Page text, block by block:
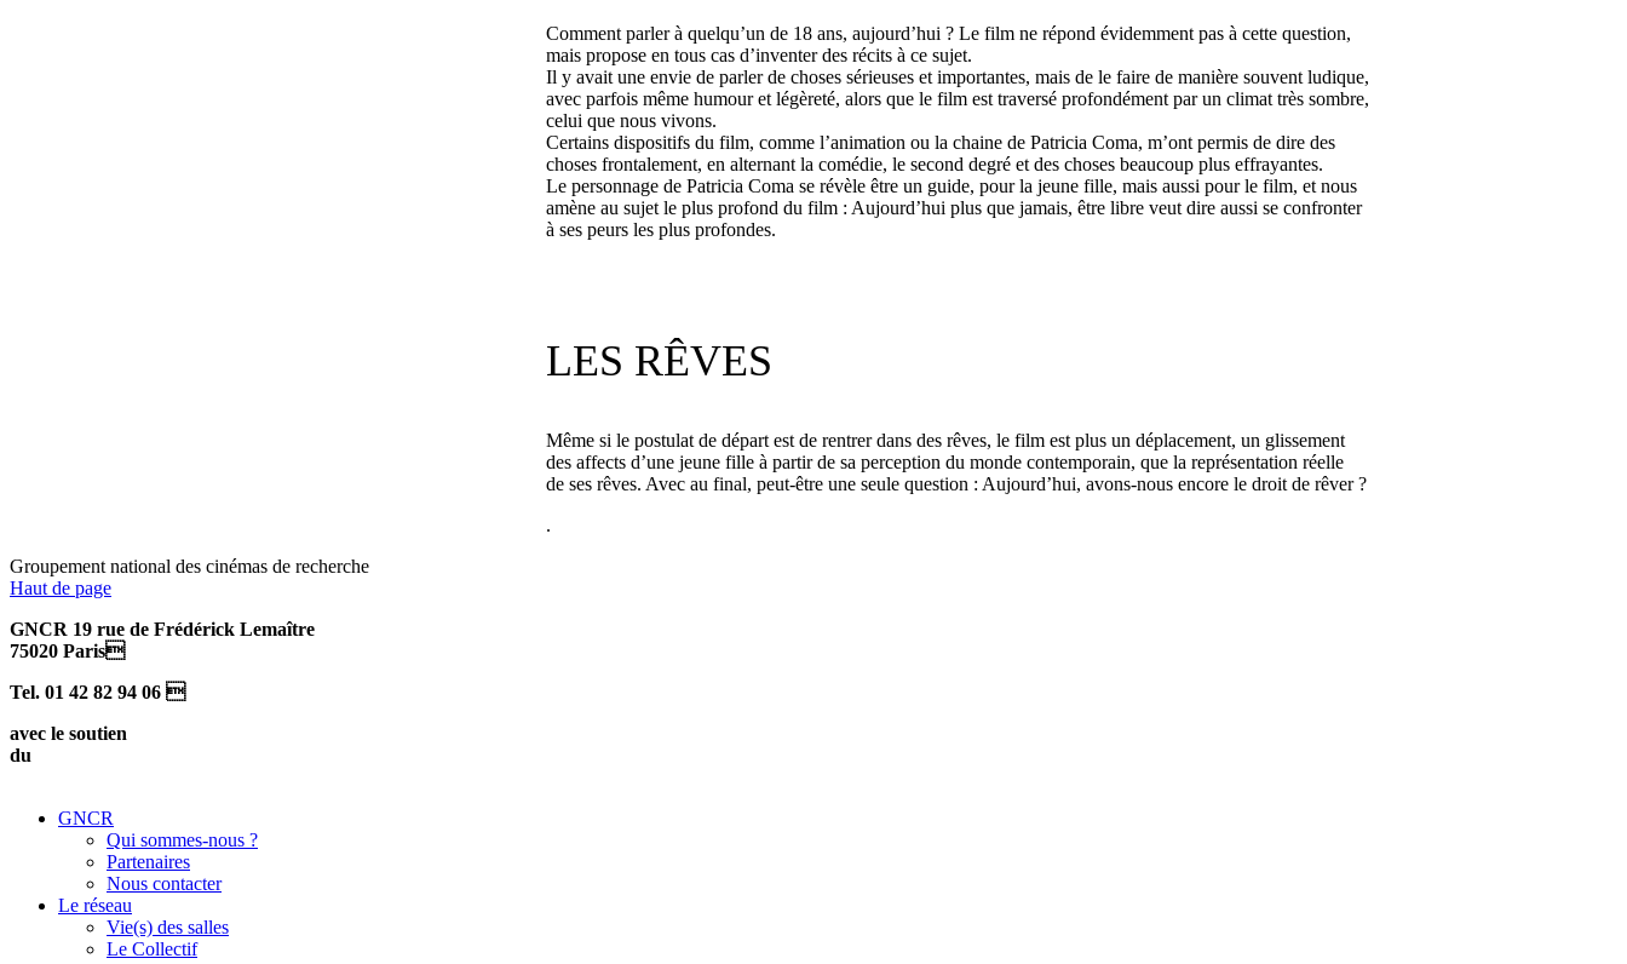
Comment parler à quelqu’un de 18 ans, aujourd’hui ? Le film ne répond évidemment pas à cette question,
mais propose en tous cas d’inventer des récits à ce sujet.
Il y avait une envie de parler de choses sérieuses et importantes, mais de le faire de manière souvent ludique,
avec parfois même humour et légèreté, alors que le film est traversé profondément par un climat très sombre,
celui que nous vivons.
Certains dispositifs du film, comme l’animation ou la chaine de Patricia Coma, m’ont permis de dire des
choses frontalement, en alternant la comédie, le second degré et des choses beaucoup plus effrayantes.
Le personnage de Patricia Coma se révèle être un guide, pour la jeune fille, mais aussi pour le film, et nous
amène au sujet le plus profond du film : Aujourd’hui plus que jamais, être libre veut dire aussi se confronter
à ses peurs les plus profondes.
LES RÊVES
Même si le postulat de départ est de rentrer dans des rêves, le film est plus un déplacement, un glissement
des affects d’une jeune fille à partir de sa perception du monde contemporain, que la représentation réelle
de ses rêves. Avec au final, peut-être une seule question : Aujourd’hui, avons-nous encore le droit de rêver ?
.
Groupement national des cinémas de recherche
Haut de page
GNCR 19 rue de Frédérick Lemaître
75020 Paris
Tel. 01 42 82 94 06 
avec le soutien
du
GNCR
Qui sommes-nous ?
Partenaires
Nous contacter
Le réseau
Vie(s) des salles
Le Collectif